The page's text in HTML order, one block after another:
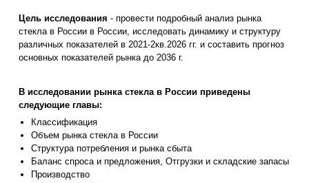
Цель исследования - провести подробный анализ рынка
стекла в России в России, исследовать динамику и структуру
различных показателей в 2021-2кв.2026 гг. и составить прогноз
основных показателей рынка до 2036 г.
В исследовании рынка стекла в России приведены
следующие главы:
Классификация
Объем рынка стекла в России
Структура потребления и рынка сбыта
Баланс спроса и предложения, Отгрузки и складские запасы
Производство